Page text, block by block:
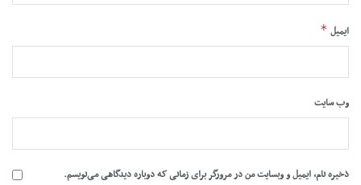
ایمیل *
وب‌ سایت
ذخیره نام، ایمیل و وبسایت من در مرورگر برای زمانی که دوباره دیدگاهی می‌نویسم.